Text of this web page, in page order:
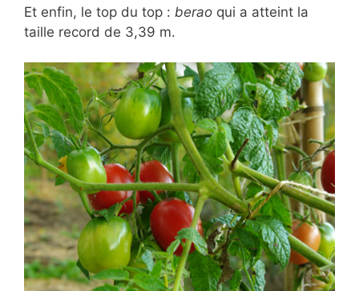
Et enfin, le top du top : berao qui a atteint la
taille record de 3,39 m.